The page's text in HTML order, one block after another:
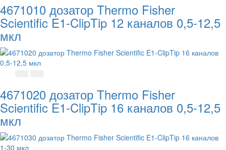
4671010 дозатор Thermo Fisher
Scientific E1-ClipTip 12 каналов 0,5-12,5
мкл
4671020 дозатор Thermo Fisher
Scientific E1-ClipTip 16 каналов 0,5-12,5
мкл